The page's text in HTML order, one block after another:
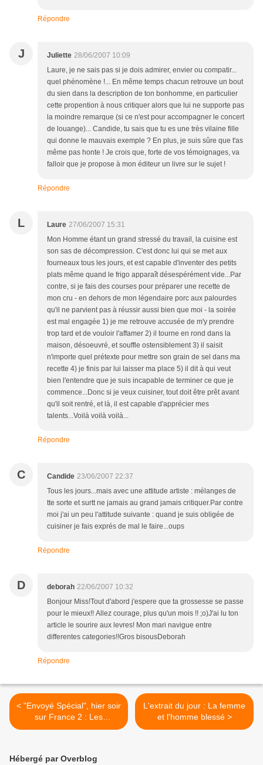
Répondre
J Juliette 28/06/2007 10:09
Laure, je ne sais pas si je dois admirer, envier ou compatir...
quel phénomène !... En même temps chacun retrouve un bout
du sien dans la description de ton bonhomme, en particulier
cette propention à nous critiquer alors que lui ne supporte pas
la moindre remarque (si ce n'est pour accompagner le concert
de louange)... Candide, tu sais que tu es une très vilaine fille
qui donne le mauvais exemple ? En plus, je suis sûre que t'as
même pas honte ! Je crois que, forte de vos témoignages, va
falloir que je propose à mon éditeur un livre sur le sujet !
Répondre
L Laure 27/06/2007 15:31
Mon Homme étant un grand stressé du travail, la cuisine est
son sas de décompression. C'est donc lui qui se met aux
fourneaux tous les jours, et est capable d'inventer des petits
plats même quand le frigo apparaît désespérément vide...Par
contre, si je fais des courses pour préparer une recette de
mon cru - en dehors de mon légendaire porc aux palourdes
qu'il ne parvient pas à réussir aussi bien que moi - la soirée
est mal engagée 1) je me retrouve accusée de m'y prendre
trop tard et de vouloir l'affamer 2) il tourne en rond dans la
maison, désoeuvré, et souffle ostensiblement 3) il saisit
n'importe quel prétexte pour mettre son grain de sel dans ma
recette 4) je finis par lui laisser ma place 5) il dit à qui veut
bien l'entendre que je suis incapable de terminer ce que je
commence...Donc si je veux cuisiner, tout doit être prêt avant
qu'il soit rentré, et là, il est capable d'apprécier mes
talents...Voilà voilà voilà...
Répondre
C Candide 23/06/2007 22:37
Tous les jours...mais avec une attitude artiste : mélanges de
tte sorte et surtt ne jamais au grand jamais critiquer.Par contre
moi j'ai un peu l'attitude suivante : quand je suis obligée de
cuisiner je fais exprés de mal le faire...oups
Répondre
D deborah 22/06/2007 10:32
Bonjour Miss!Tout d'abord j'espere que ta grossesse se passe
pour le mieux!! Allez courage, plus qu'un mois !! ;o)J'ai lu ton
article le sourire aux levres! Mon mari navigue entre
differentes categories!!Gros bisousDeborah
Répondre
< "Envoyé Spécial", hier soir
sur France 2 : Les
scandales de l’avortement
L'extrait du jour : La femme
et l'homme blessé >
Hébergé par Overblog